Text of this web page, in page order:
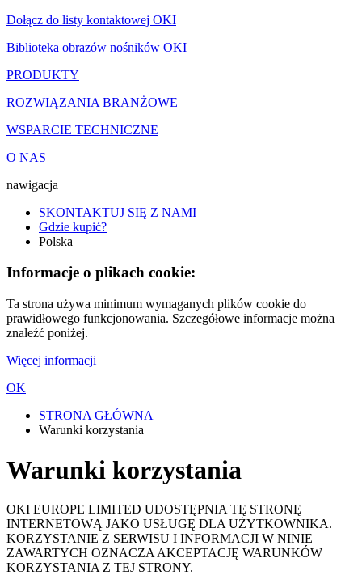
Dołącz do listy kontaktowej OKI
Biblioteka obrazów nośników OKI
PRODUKTY
ROZWIĄZANIA BRANŻOWE
WSPARCIE TECHNICZNE
O NAS
nawigacja
SKONTAKTUJ SIĘ Z NAMI
Gdzie kupić?
Polska
Informacje o plikach cookie:
Ta strona używa minimum wymaganych plików cookie do
prawidłowego funkcjonowania. Szczegółowe informacje można
znaleźć poniżej.
Więcej informacji
OK
STRONA GŁÓWNA
Warunki korzystania
Warunki korzystania
OKI EUROPE LIMITED UDOSTĘPNIA TĘ STRONĘ
INTERNETOWĄ JAKO USŁUGĘ DLA UŻYTKOWNIKA.
KORZYSTANIE Z SERWISU I INFORMACJI W NINIE
ZAWARTYCH OZNACZA AKCEPTACJĘ WARUNKÓW
KORZYSTANIA Z TEJ STRONY.